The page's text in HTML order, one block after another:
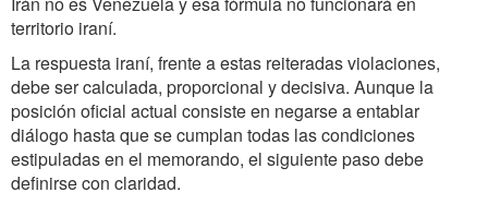
territorio iraní.
La respuesta iraní, frente a estas reiteradas violaciones,
debe ser calculada, proporcional y decisiva. Aunque la
posición oficial actual consiste en negarse a entablar
diálogo hasta que se cumplan todas las condiciones
estipuladas en el memorando, el siguiente paso debe
definirse con claridad.